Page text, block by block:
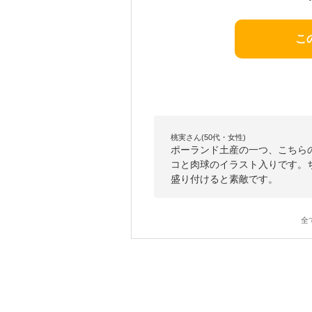
こ
桃実さん(50代・女性)
ポーランド土産の一つ、こち
コと肉球のイラスト入りです
盛り付けると素敵です。
全